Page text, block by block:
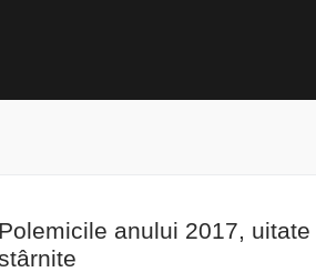
Polemicile anului 2017,